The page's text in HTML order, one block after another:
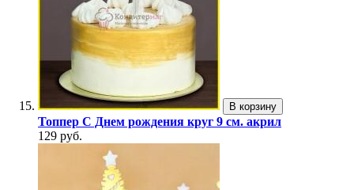
В корзину
Топпер С Днем рождения круг 9 см. акрил
129 руб.